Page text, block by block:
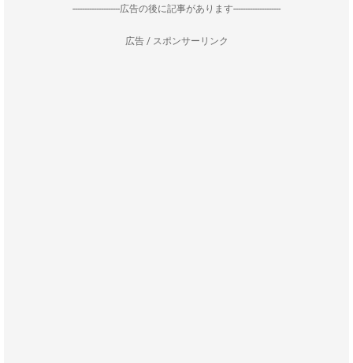
--------------------広告の後に記事があります--------------------
広告 / スポンサーリンク